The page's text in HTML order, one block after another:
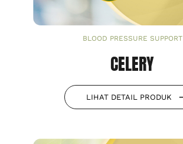
BLOOD PRESSURE SUPPORT
CELERY
LIHAT DETAIL PRODUK